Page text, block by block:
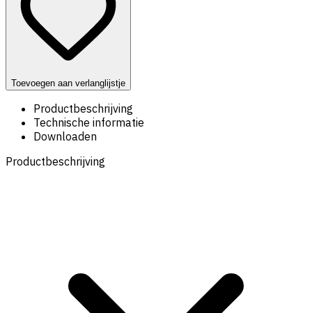
Toevoegen aan verlanglijstje
Productbeschrijving
Technische informatie
Downloaden
Productbeschrijving